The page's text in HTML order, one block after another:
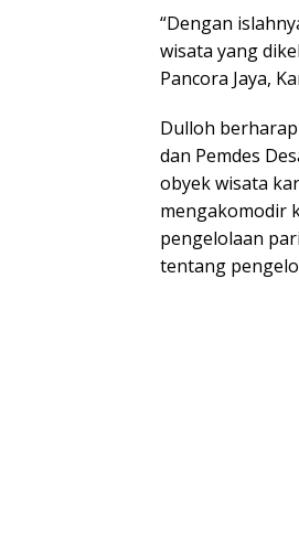
“Dengan
wisata yang
Pancora Jaya,
Dulloh berharap
dan Pemdes
obyek wisata
mengakomodir
pengelolaan
tentang